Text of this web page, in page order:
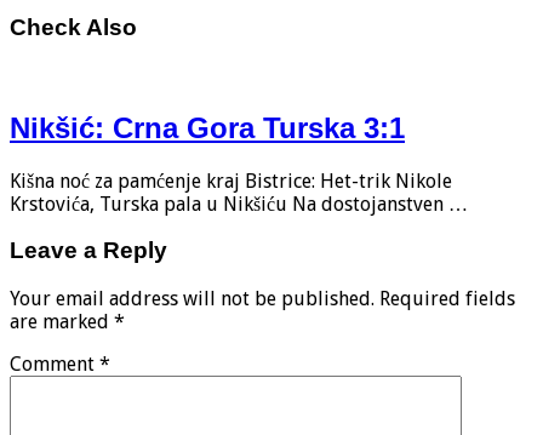
Check Also
Nikšić: Crna Gora Turska 3:1
Kišna noć za pamćenje kraj Bistrice: Het-trik Nikole
Krstovića, Turska pala u Nikšiću Na dostojanstven …
Leave a Reply
Your email address will not be published. Required fields
are marked *
Comment *